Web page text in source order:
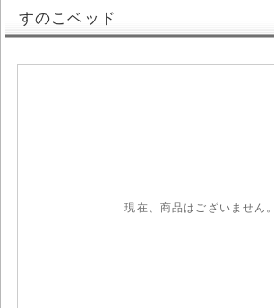
すのこベッド
現在、商品はございません。